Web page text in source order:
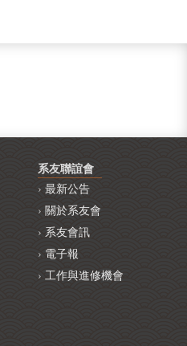
系友聯誼會
最新公告
關於系友會
系友會訊
電子報
工作與進修機會